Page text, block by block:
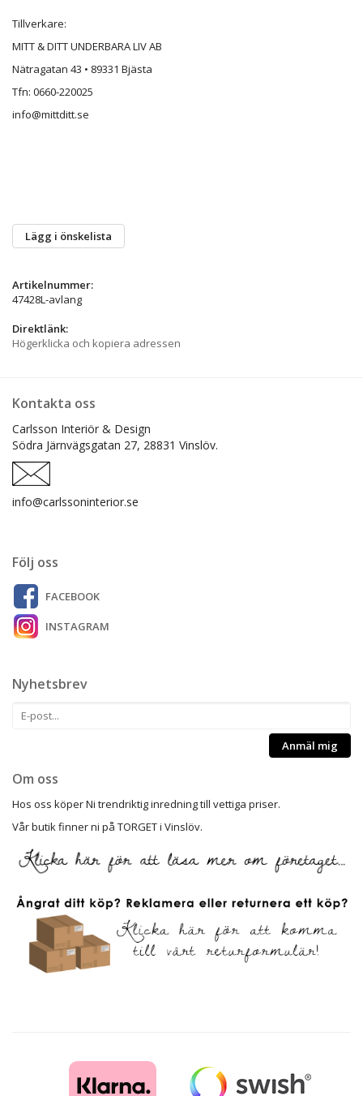
Tillverkare:
MITT & DITT UNDERBARA LIV AB
Nätragatan 43 • 89331 Bjästa
Tfn: 0660-220025
info@mittditt.se
Lägg i önskelista
Artikelnummer:
47428L-avlang
Direktlänk:
Högerklicka och kopiera adressen
Kontakta oss
Carlsson Interiör & Design
Södra Järnvägsgatan 27, 28831 Vinslöv.
info@carlssoninterior.se
Följ oss
FACEBOOK
INSTAGRAM
Nyhetsbrev
Anmäl mig
Om oss
Hos oss köper Ni trendriktig inredning till vettiga priser.
Vår butik finner ni på TORGET i Vinslöv.